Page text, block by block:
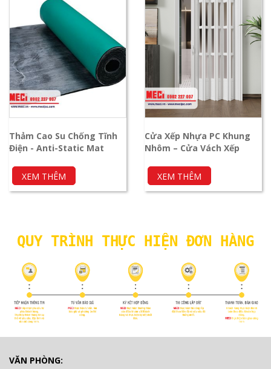
Thảm Cao Su Chống Tĩnh
Điện - Anti-Static Mat
XEM THÊM
Cửa Xếp Nhựa PC Khung
Nhôm – Cửa Vách Xếp
XEM THÊM
QUY TRÌNH THỰC HIỆN ĐƠN HÀNG
VĂN PHÒNG: